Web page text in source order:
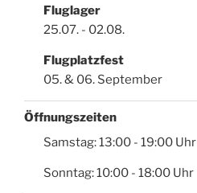
Fluglager
25.07. - 02.08.
Flugplatzfest
05. & 06. September
Öffnungszeiten
Samstag: 13:00 - 19:00 Uhr
Sonntag: 10:00 - 18:00 Uhr